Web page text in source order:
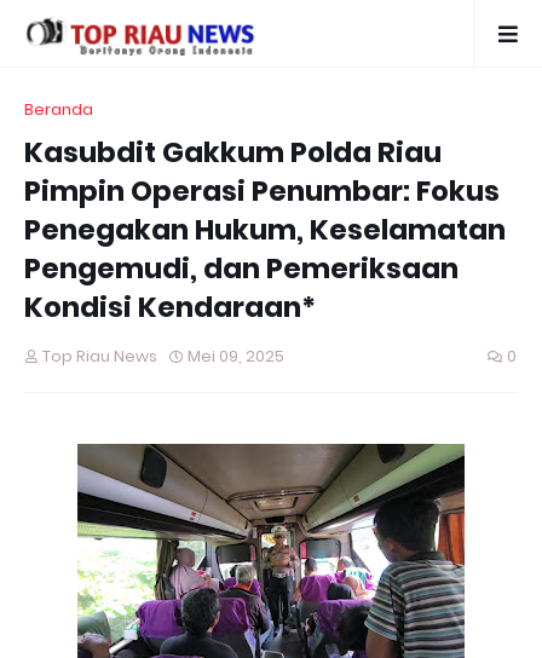
Beranda
Kasubdit Gakkum Polda Riau
Pimpin Operasi Penumbar: Fokus
Penegakan Hukum, Keselamatan
Pengemudi, dan Pemeriksaan
Kondisi Kendaraan*
Top Riau News Mei 09, 2025 0